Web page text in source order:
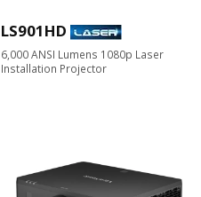
LS901HD
6,000 ANSI Lumens 1080p Laser
Installation Projector​